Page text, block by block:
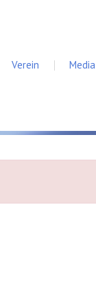
Verein Media